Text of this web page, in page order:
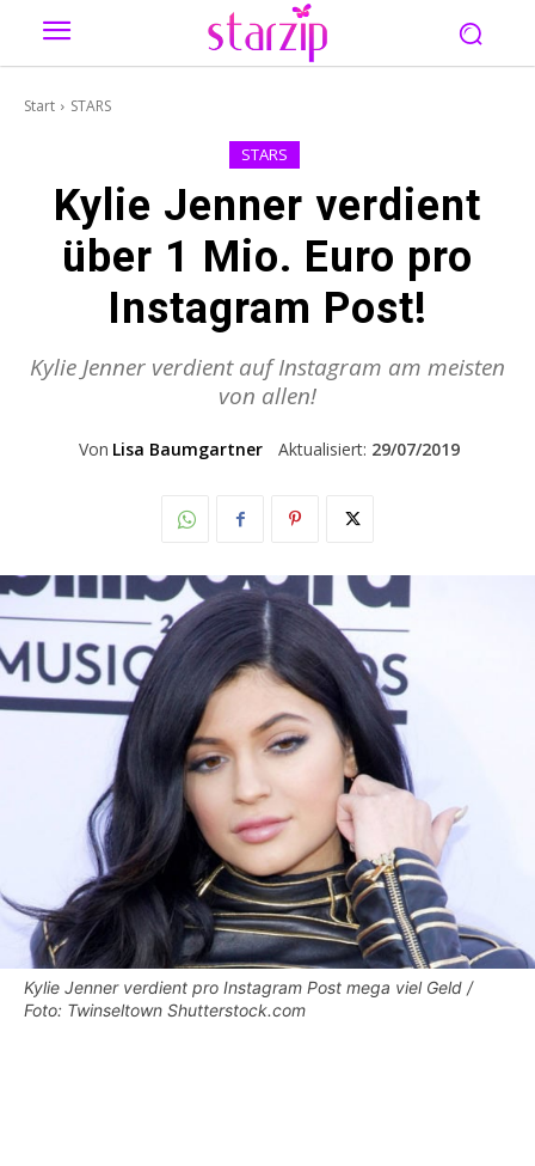
Start STARS
STARS
Kylie Jenner verdient
über 1 Mio. Euro pro
Instagram Post!
Kylie Jenner verdient auf Instagram am meisten
von allen!
Von Lisa Baumgartner Aktualisiert: 29/07/2019
Kylie Jenner verdient pro Instagram Post mega viel Geld /
Foto: Twinseltown Shutterstock.com